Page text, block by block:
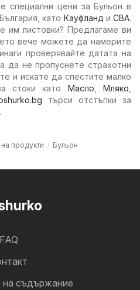
специални цени за Бульон в
като Кауфланд и CBA.
им листовки? Предлагаме ви
вече можете да намерите
проверявайте датата на
да не пропуснете страхотни
и искате да спестите малко
стоки като Масло ,Мляко
търси отстъпки за
продукти Бульон
FAQ
съдържание